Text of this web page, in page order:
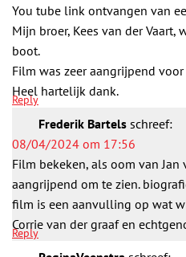
You tube link ontvangen van
Mijn broer, Kees van der
boot.
Film was zeer aangrijpend
Heel hartelijk dank.
Reply
Frederik Bartels schreef:
08/04/2024 om 17:56
Film bekeken, als oom van Jan
aangrijpend om te zien.
film is een aanvulling op wat
Corrie van der graaf en
Reply